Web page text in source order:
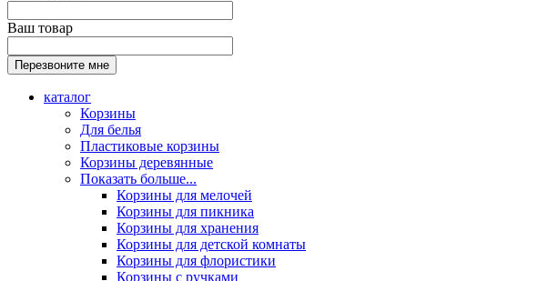
Ваш товар
каталог
Корзины
Для белья
Пластиковые корзины
Корзины деревянные
Показать больше...
Корзины для мелочей
Корзины для пикника
Корзины для хранения
Корзины для детской комнаты
Корзины для флористики
Корзины с ручками